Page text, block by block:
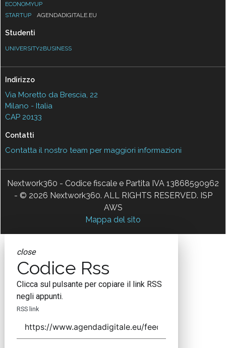
ECONOMYUP
STARTUP
AGENDADIGITALE.EU
Studenti
UNIVERSITY2BUSINESS
Indirizzo
Via Moretto da Brescia, 22
Milano - Italia
CAP 20133
Contatti
Contatta il nostro team per maggiori informazioni
Nextwork360 - Codice fiscale e Partita IVA 13868590962
- © 2026 Nextwork360. ALL RIGHTS RESERVED. ISP
AWS
Mappa del sito
close
Codice Rss
Clicca sul pulsante per copiare il link RSS
negli appunti.
RSS link